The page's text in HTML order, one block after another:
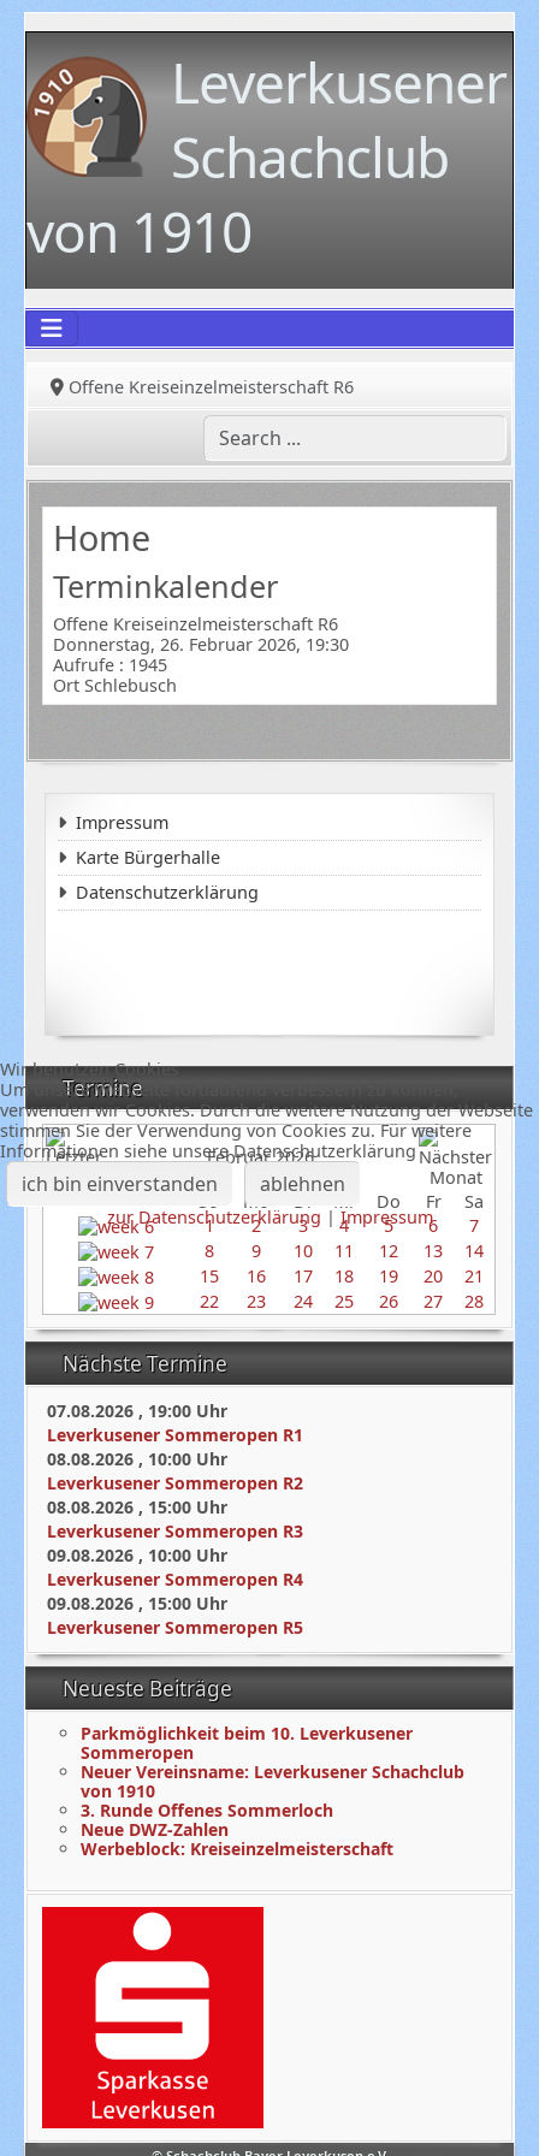
Leverkusener
Schachclub
von 1910
Offene Kreiseinzelmeisterschaft R6
Termine
Februar 2026
So
Mo Di Mi Do Fr
Sa
1
2 3 4 5 6
7
8
9 10 11 12 13
14
15
16 17 18 19 20
21
22
23 24 25 26 27 28
Nächste Termine
07.08.2026 , 19:00 Uhr
Leverkusener Sommeropen R1
08.08.2026 , 10:00 Uhr
Leverkusener Sommeropen R2
08.08.2026 , 15:00 Uhr
Leverkusener Sommeropen R3
09.08.2026 , 10:00 Uhr
Leverkusener Sommeropen R4
09.08.2026 , 15:00 Uhr
Leverkusener Sommeropen R5
Neueste Beiträge
Parkmöglichkeit beim 10. Leverkusener
Sommeropen
Neuer Vereinsname: Leverkusener Schachclub
von 1910
3. Runde Offenes Sommerloch
Neue DWZ-Zahlen
Werbeblock: Kreiseinzelmeisterschaft
Home
Terminkalender
Offene Kreiseinzelmeisterschaft R6
Donnerstag, 26. Februar 2026, 19:30
Aufrufe: 1945
Ort Schlebusch
Impressum
Karte Bürgerhalle
Datenschutzerklärung
Wir benutzen Cookies
Um unsere Webseite fortlaufend verbessern zu können,
verwenden wir Cookies. Durch die weitere Nutzung der Webseite
stimmen Sie der Verwendung von Cookies zu. Für weitere
Informationen siehe unsere Datenschutzerklärung
ich bin einverstanden ablehnen
zur Datenschutzerklärung | Impressum